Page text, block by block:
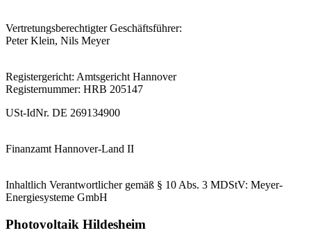
Vertretungsberechtigter Geschäftsführer:
Peter Klein, Nils Meyer
Registergericht: Amtsgericht Hannover
Registernummer: HRB 205147
USt-IdNr. DE 269134900
Finanzamt Hannover-Land II
Inhaltlich Verantwortlicher gemäß § 10 Abs. 3 MDStV: Meyer-
Energiesysteme GmbH
Photovoltaik Hildesheim